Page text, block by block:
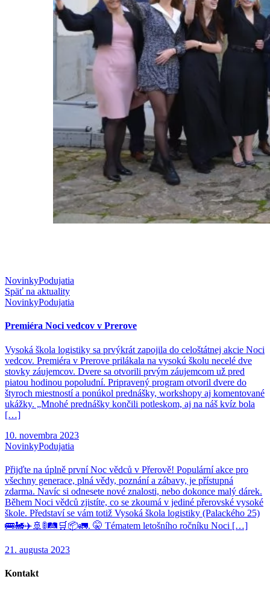
NovinkyPodujatia
Späť na aktuality
NovinkyPodujatia
Premiéra Noci vedcov v Prerove
Vysoká škola logistiky sa prvýkrát zapojila do celoštátnej akcie Noci
vedcov. Premiéra v Prerove prilákala na vysokú školu necelé dve
stovky záujemcov. Dvere sa otvorili prvým záujemcom už pred
piatou hodinou popoludní. Pripravený program otvoril dvere do
štyroch miestností a ponúkol prednášky, workshopy aj komentované
ukážky. „Mnohé prednášky končili potleskom, aj na náš kvíz bola
[…]
10. novembra 2023
NovinkyPodujatia
Přijďte na úplně první Noc vědců v Přerově! Populární akce pro
všechny generace, plná vědy, poznání a zábavy, je přístupná
zdarma. Navíc si odnesete nové znalosti, nebo dokonce malý dárek.
Během Noci vědců zjistíte, co se zkoumá v jediné přerovské vysoké
škole. Představí se vám totiž Vysoká škola logistiky (Palackého 25)
🚌🚂✈️🚢🚦🛤🛒📦🚛. 🤫 Tématem letošního ročníku Noci […]
21. augusta 2023
Kontakt